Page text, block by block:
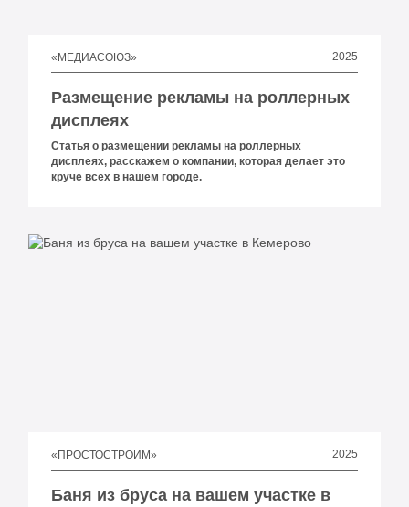
«МЕДИАСОЮЗ» 2025
Размещение рекламы на роллерных
дисплеях
Статья о размещении рекламы на роллерных
дисплеях, расскажем о компании, которая делает это
круче всех в нашем городе.
«ПРОСТОСТРОИМ» 2025
Баня из бруса на вашем участке в